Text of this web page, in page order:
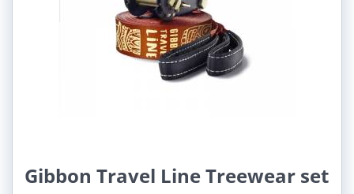
Gibbon Travel Line Treewear set